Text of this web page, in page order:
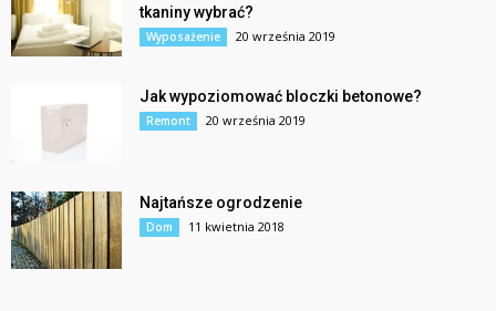
tkaniny wybrać?
Wyposażenie 20 września 2019
Jak wypoziomować bloczki betonowe?
Remont 20 września 2019
Najtańsze ogrodzenie
Dom 11 kwietnia 2018